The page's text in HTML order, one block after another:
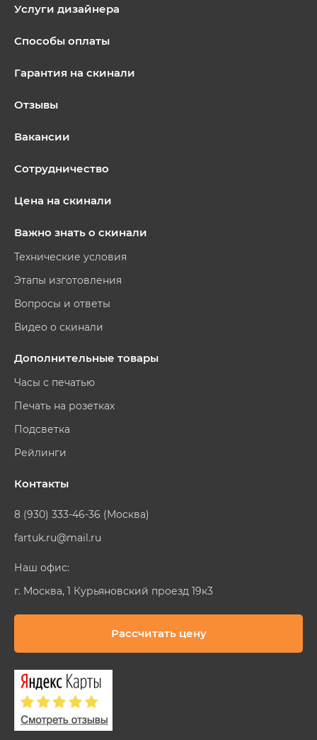
Услуги дизайнера
Способы оплаты
Гарантия на скинали
Отзывы
Вакансии
Сотрудничество
Цена на скинали
Важно знать о скинали
Технические условия
Этапы изготовления
Вопросы и ответы
Видео о скинали
Дополнительные товары
Часы с печатью
Печать на розетках
Подсветка
Рейлинги
Контакты
8 (930) 333-46-36 (Москва)
fartuk.ru@mail.ru
Наш офис:
г. Москва, 1 Курьяновский проезд 19к3
Рассчитать цену